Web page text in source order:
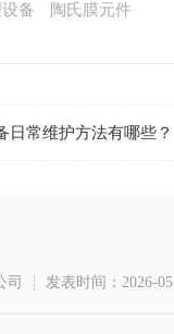
备 陶氏膜元件
日常维护方法有哪些？
发表时间：2026-